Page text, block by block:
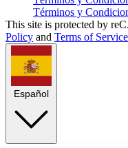
Términos y
This site is protected by
Policy and Terms of Service
Español